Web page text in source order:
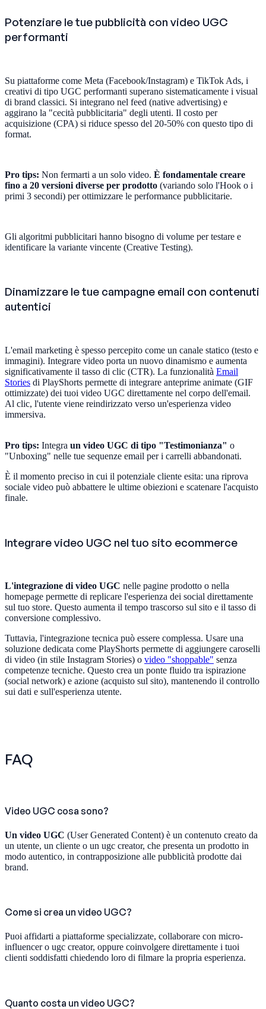
Potenziare le tue pubblicità con video UGC
performanti
Su piattaforme come Meta (Facebook/Instagram) e TikTok Ads, i
creativi di tipo UGC performanti superano sistematicamente i visual
di brand classici. Si integrano nel feed (native advertising) e
aggirano la "cecità pubblicitaria" degli utenti. Il costo per
acquisizione (CPA) si riduce spesso del 20-50% con questo tipo di
format.
Pro tips: Non fermarti a un solo video. È fondamentale creare
fino a 20 versioni diverse per prodotto (variando solo l'Hook o i
primi 3 secondi) per ottimizzare le performance pubblicitarie.
Gli algoritmi pubblicitari hanno bisogno di volume per testare e
identificare la variante vincente (Creative Testing).
Dinamizzare le tue campagne email con contenuti
autentici
L'email marketing è spesso percepito come un canale statico (testo e
immagini). Integrare video porta un nuovo dinamismo e aumenta
significativamente il tasso di clic (CTR). La funzionalità Email
Stories di PlayShorts permette di integrare anteprime animate (GIF
ottimizzate) dei tuoi video UGC direttamente nel corpo dell'email.
Al clic, l'utente viene reindirizzato verso un'esperienza video
immersiva.
Pro tips: Integra un video UGC di tipo "Testimonianza" o
"Unboxing" nelle tue sequenze email per i carrelli abbandonati.
È il momento preciso in cui il potenziale cliente esita: una riprova
sociale video può abbattere le ultime obiezioni e scatenare l'acquisto
finale.
Integrare video UGC nel tuo sito ecommerce
L'integrazione di video UGC nelle pagine prodotto o nella
homepage permette di replicare l'esperienza dei social direttamente
sul tuo store. Questo aumenta il tempo trascorso sul sito e il tasso di
conversione complessivo.
Tuttavia, l'integrazione tecnica può essere complessa. Usare una
soluzione dedicata come PlayShorts permette di aggiungere caroselli
di video (in stile Instagram Stories) o video "shoppable" senza
competenze tecniche. Questo crea un ponte fluido tra ispirazione
(social network) e azione (acquisto sul sito), mantenendo il controllo
sui dati e sull'esperienza utente.
FAQ
Video UGC cosa sono?
Un video UGC (User Generated Content) è un contenuto creato da
un utente, un cliente o un ugc creator, che presenta un prodotto in
modo autentico, in contrapposizione alle pubblicità prodotte dai
brand.
Come si crea un video UGC?
Puoi affidarti a piattaforme specializzate, collaborare con micro-
influencer o ugc creator, oppure coinvolgere direttamente i tuoi
clienti soddisfatti chiedendo loro di filmare la propria esperienza.
Quanto costa un video UGC?